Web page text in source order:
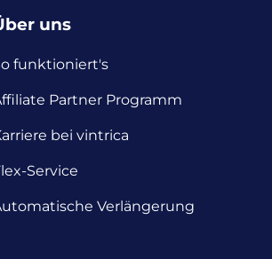
uns
funktioniert's
Partner Programm
bei vintrica
Service
Verlängerung